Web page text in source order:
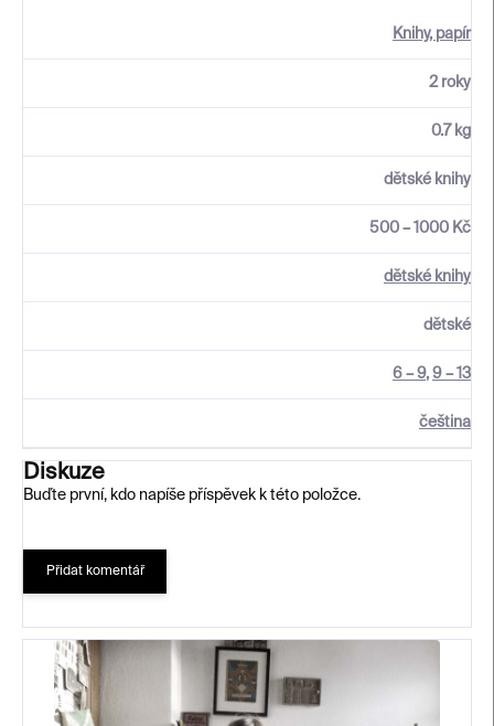
Knihy, papír
2 roky
0.7 kg
dětské knihy
500 – 1000 Kč
dětské knihy
dětské
6 – 9, 9 – 13
čeština
Diskuze
Buďte první, kdo napíše příspěvek k této položce.
Přidat komentář